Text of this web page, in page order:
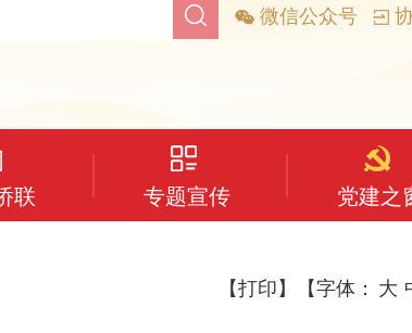
微信公众号
联 专题宣传 党建之
【打印】 【字体： 大